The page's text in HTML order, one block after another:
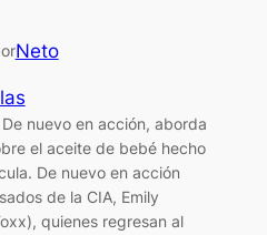
Neto
nuevo en acción, aborda
el aceite de bebé hecho
De nuevo en acción
​​de la CIA, Emily
quienes regresan al